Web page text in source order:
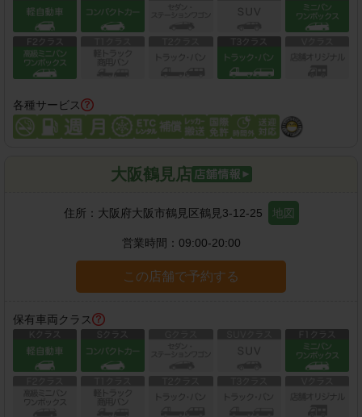
各種サービス
大阪鶴見店
住所： 大阪府大阪市鶴見区鶴見3-12-25 地図
営業時間： 09:00-20:00
この店舗で予約する
保有車両クラス